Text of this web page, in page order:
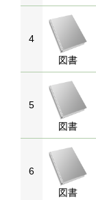
4
図書
5
図書
6
図書